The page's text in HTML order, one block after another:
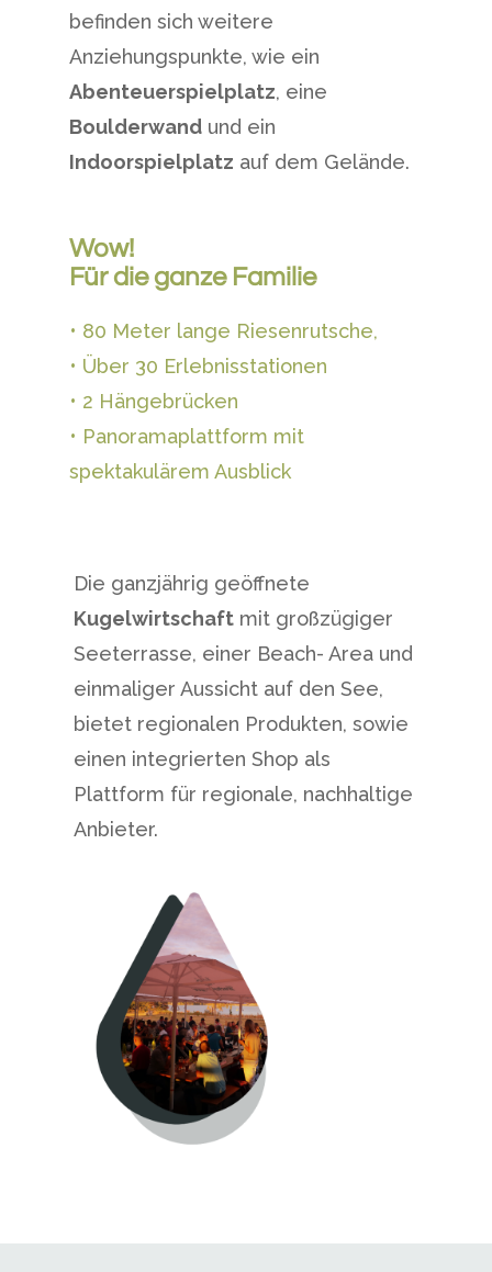
befinden sich weitere
Anziehungspunkte, wie ein
Abenteuerspielplatz, eine
Boulderwandund ein
Indoorspielplatz auf dem Gelände.
Wow!
Für die ganze Familie
• 80 Meter lange Riesenrutsche,
• Über 30 Erlebnisstationen
• 2 Hängebrücken
• Panoramaplattform mit
spektakulärem Ausblick
Die ganzjährig geöffnete
Kugelwirtschaft mit großzügiger
Seeterrasse, einer Beach- Area und
einmaliger Aussicht auf den See,
bietet regionalen Produkten, sowie
einen integrierten Shop als
Plattform für regionale, nachhaltige
Anbieter.